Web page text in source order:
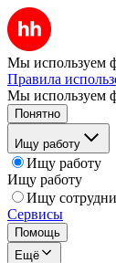
Мы используем
Правила
Мы используем
Понятно
Ищу работу
Ищу работу
Ищу работу
Ищу
Сервисы
Помощь
Ещё